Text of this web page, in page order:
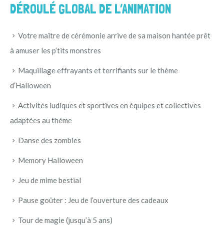
DÉROULÉ GLOBAL DE L’ANIMATION
Votre maître de cérémonie arrive de sa maison hantée prêt
à amuser les p’tits monstres
Maquillage effrayants et terrifiants sur le thème
d’Halloween
Activités ludiques et sportives en équipes et collectives
adaptées au thème
Danse des zombies
Memory Halloween
Jeu de mime bestial
Pause goûter : Jeu de l’ouverture des cadeaux
Tour de magie (jusqu’à 5 ans)